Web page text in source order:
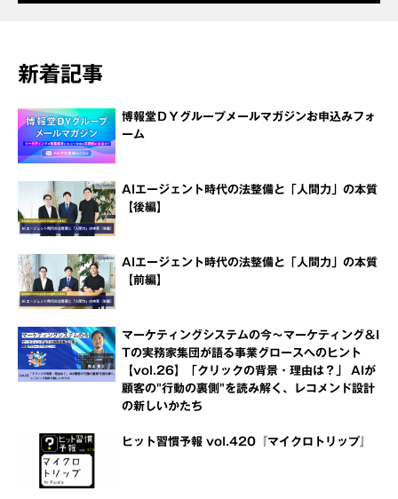
新着記事
博報堂ＤＹグループメールマガジンお申込みフォ
ーム
AIエージェント時代の法整備と「人間力」の本質
【後編】
AIエージェント時代の法整備と「人間力」の本質
【前編】
マーケティングシステムの今～マーケティング＆I
Tの実務家集団が語る事業グロースへのヒント
【vol.26】「クリックの背景・理由は？」 AIが
顧客の"行動の裏側"を読み解く、レコメンド設計
の新しいかたち
ヒット習慣予報 vol.420『マイクロトリップ』